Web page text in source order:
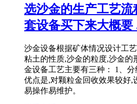
选沙金的生产工艺
套设备买下来大概要
沙金设备根据矿体情况设计工
粘土的性质,沙金的粒度,沙金的
金设备工艺主要有三种： 1、
优点是,对颗粒金回收效果较好,
易操作易维护。